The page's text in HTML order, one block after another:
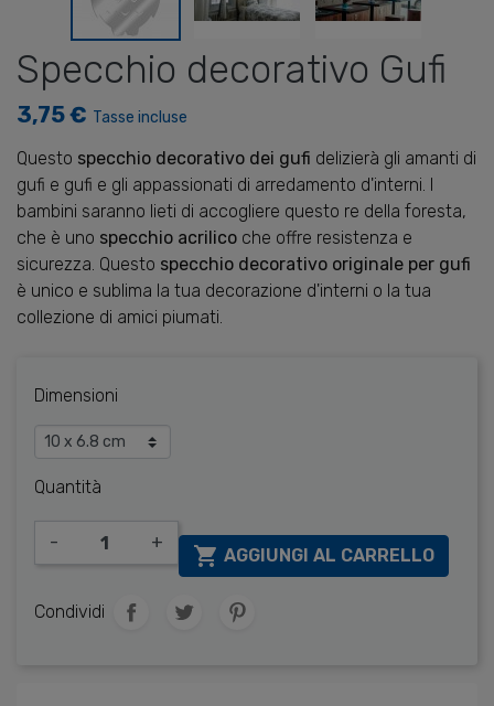
Specchio decorativo Gufi
3,75 € Tasse incluse
Questo specchio decorativo dei gufi delizierà gli amanti di
gufi e gufi e gli appassionati di arredamento d'interni. I
bambini saranno lieti di accogliere questo re della foresta,
che è uno specchio acrilico che offre resistenza e
sicurezza. Questo specchio decorativo originale per gufi
è unico e sublima la tua decorazione d'interni o la tua
collezione di amici piumati.
Dimensioni
Quantità
- +
 AGGIUNGI AL CARRELLO
Condividi